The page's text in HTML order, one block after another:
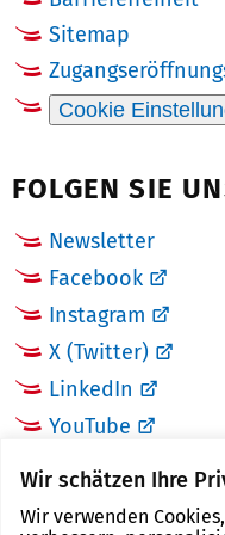
Wir schätzen Ihre
Wir verwenden
Sitemap
Cookie
FOLGEN SIE
Newsletter
Facebook
Instagram
X (Twitter)
LinkedIn
YouTube
LINKS